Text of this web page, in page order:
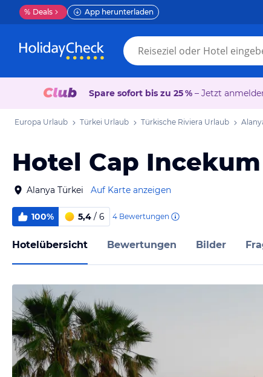
% Deals App herunterladen
Spare sofort bis zu 25 % – Jetzt
Europa Urlaub Türkei Urlaub Türkische Riviera Urlaub
Hotel Cap Incekum
Alanya Türkei Auf Karte anzeigen
100% 5,4 / 6 4 Bewertungen
Hotelübersicht Bewertungen Bilder